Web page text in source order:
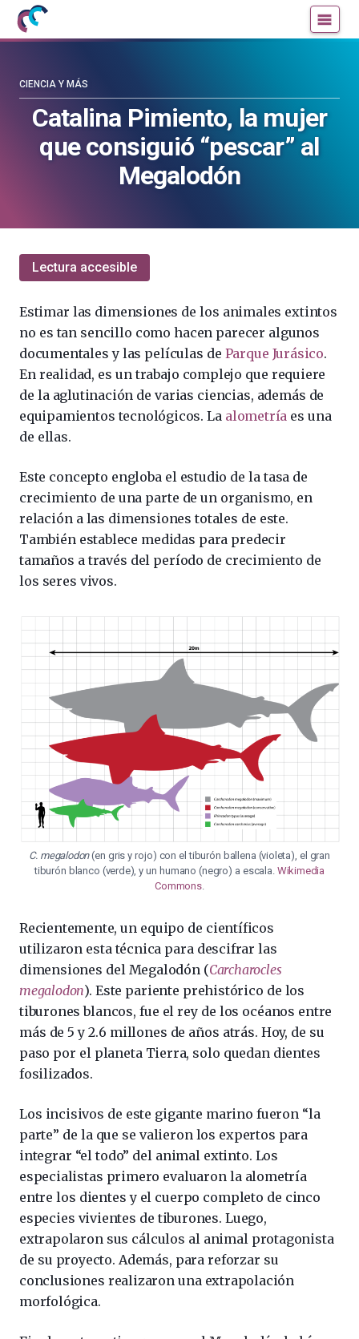
Mujeres
con
Científica
blog
Científica
Catalina Pimiento, la mujer
que consiguió “pescar” al
Megalodón
CIENCIA Y MÁS
Lectura accesible
Estimar las dimensiones de los animales extintos
no es tan sencillo como hacen parecer algunos
documentales y las películas de Parque Jurásico.
En realidad, es un trabajo complejo que requiere
de la aglutinación de varias ciencias, además de
equipamientos tecnológicos. La alometría es una
de ellas.
Este concepto engloba el estudio de la tasa de
crecimiento de una parte de un organismo, en
relación a las dimensiones totales de este.
También establece medidas para predecir
tamaños a través del período de crecimiento de
los seres vivos.
C. megalodon(en gris y rojo) con el tiburón ballena (violeta), el gran
tiburón blanco (verde), y un humano (negro) a escala. Wikimedia
Commons.
Recientemente, un equipo de científicos
utilizaron esta técnica para descifrar las
dimensiones del Megalodón (Carcharocles
megalodon). Este pariente prehistórico de los
tiburones blancos, fue el rey de los océanos entre
más de 5 y 2.6 millones de años atrás. Hoy, de su
paso por el planeta Tierra, solo quedan dientes
fosilizados.
Los incisivos de este gigante marino fueron “la
parte” de la que se valieron los expertos para
integrar “el todo” del animal extinto. Los
especialistas primero evaluaron la alometría
entre los dientes y el cuerpo completo de cinco
especies vivientes de tiburones. Luego,
extrapolaron sus cálculos al animal protagonista
de su proyecto. Además, para reforzar su
conclusiones realizaron una extrapolación
morfológica.